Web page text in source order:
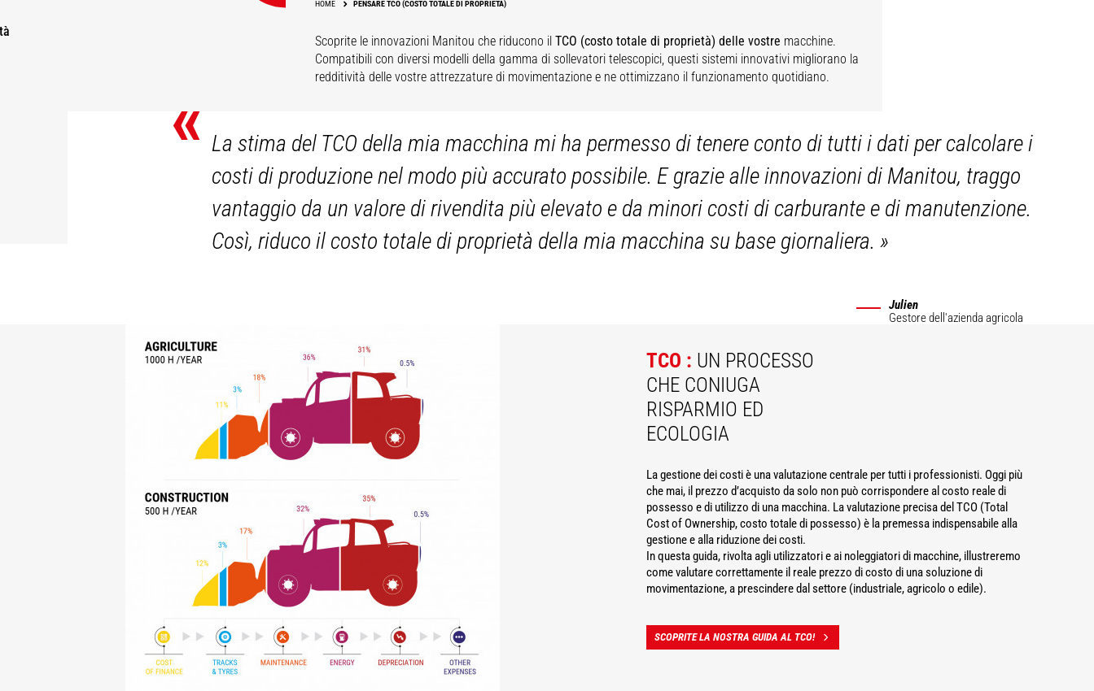
HOME PENSARE TCO (COSTO TOTALE DI PROPRIETÀ)
Scoprite le innovazioni Manitou che riducono il TCO (costo totale di proprietà) delle vostre macchine.
Compatibili con diversi modelli della gamma di sollevatori telescopici, questi sistemi innovativi migliorano la
redditività delle vostre attrezzature di movimentazione e ne ottimizzano il funzionamento quotidiano.
« La stima del TCO della mia macchina mi ha permesso di tenere conto di tutti i dati per calcolare i
costi di produzione nel modo più accurato possibile. E grazie alle innovazioni di Manitou, traggo
vantaggio da un valore di rivendita più elevato e da minori costi di carburante e di manutenzione.
Così, riduco il costo totale di proprietà della mia macchina su base giornaliera.»
Julien
Gestore dell'azienda agricola
TCO : UN PROCESSO
CHE CONIUGA
RISPARMIO ED
ECOLOGIA
La gestione dei costi è una valutazione centrale per tutti i professionisti. Oggi più
che mai, il prezzo d’acquisto da solo non può corrispondere al costo reale di
possesso e di utilizzo di una macchina. La valutazione precisa del TCO (Total
Cost of Ownership, costo totale di possesso) è la premessa indispensabile alla
gestione e alla riduzione dei costi.
In questa guida, rivolta agli utilizzatori e ai noleggiatori di macchine, illustreremo
come valutare correttamente il reale prezzo di costo di una soluzione di
movimentazione, a prescindere dal settore (industriale, agricolo o edile).
SCOPRITE LA NOSTRA GUIDA AL TCO!